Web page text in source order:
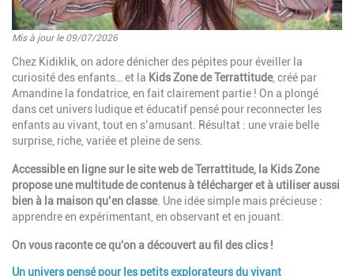
Mis à jour le 09/07/2026
Introduction
Chez Kidiklik, on adore dénicher des pépites pour éveiller la
curiosité des enfants… et la Kids Zone de Terrattitude, créé par
Amandine la fondatrice, en fait clairement partie ! On a plongé
dans cet univers ludique et éducatif pensé pour reconnecter les
enfants au vivant, tout en s’amusant. Résultat : une vraie belle
surprise, riche, variée et pleine de sens.
Accessible en ligne sur le site web de Terrattitude, la Kids Zone
propose une multitude de contenus à télécharger et à utiliser aussi
bien à la maison qu’en classe. Une idée simple mais précieuse :
apprendre en expérimentant, en observant et en jouant.
On vous raconte ce qu'on a découvert au fil des clics !
Paragraphes
Un univers pensé pour les petits explorateurs du vivant